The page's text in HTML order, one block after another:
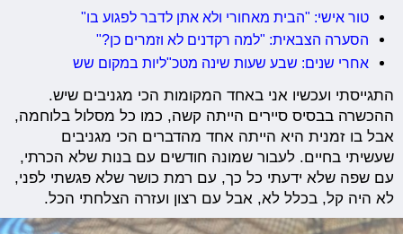
טור אישי: "הבית מאחורי ולא אתן לדבר לפגוע בו"
הסערה הצבאית: "למה רקדנים לא וזמרים כן?"
אחרי שנים: שבע שעות שינה מטכ"ליות במקום שש
התגייסתי ועכשיו אני באחד המקומות הכי מגניבים שיש.
ההכשרה בבסיס סיירים הייתה קשה, כמו כל מסלול בלוחמה,
אבל בו זמנית היא הייתה אחד מהדברים הכי מגניבים
שעשיתי בחיים. לעבור שמונה חודשים עם בנות שלא הכרתי,
עם שפה שלא ידעתי כל כך, עם רמת כושר שלא פגשתי לפני,
לא היה קל, בכלל לא, אבל עם רצון ועזרה הצלחתי הכל.